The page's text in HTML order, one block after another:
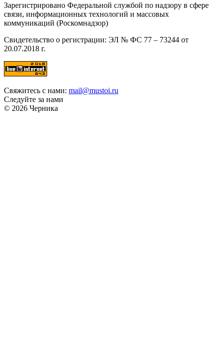
Зарегистрировано Федеральной службой по надзору в сфере
связи, информационных технологий и массовых
коммуникаций (Роскомнадзор)
Свидетельство о регистрации: ЭЛ № ФС 77 – 73244 от
20.07.2018 г.
Свяжитесь с нами: mail@mustoi.ru
Следуйте за нами
© 2026 Черника